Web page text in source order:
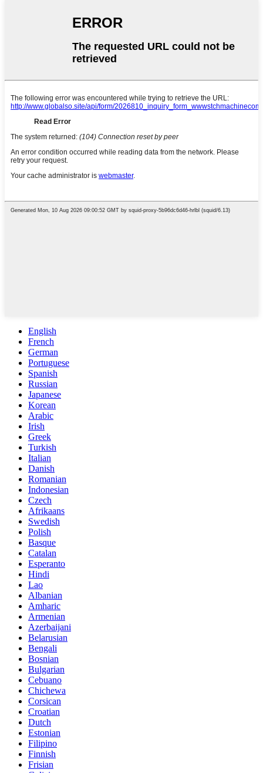
English
French
German
Portuguese
Spanish
Russian
Japanese
Korean
Arabic
Irish
Greek
Turkish
Italian
Danish
Romanian
Indonesian
Czech
Afrikaans
Swedish
Polish
Basque
Catalan
Esperanto
Hindi
Lao
Albanian
Amharic
Armenian
Azerbaijani
Belarusian
Bengali
Bosnian
Bulgarian
Cebuano
Chichewa
Corsican
Croatian
Dutch
Estonian
Filipino
Finnish
Frisian